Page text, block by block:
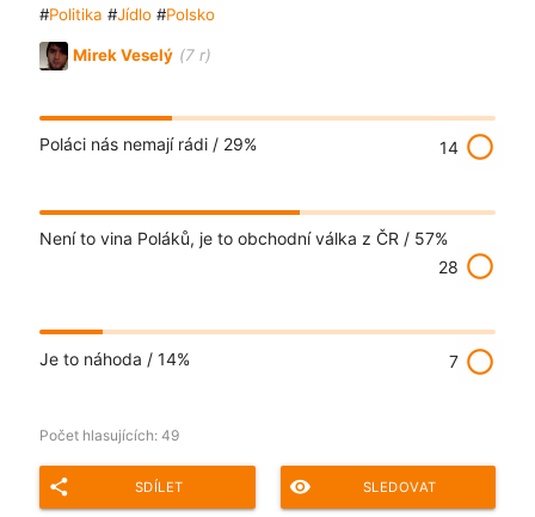
#Politika #Jídlo#Polsko
Mirek Veselý (7 r)
Poláci nás nemají rádi / 29% 14 radio_button_unchecked
Není to vina Poláků, je to obchodní válka z ČR / 57%
28 radio_button_unchecked
Je to náhoda / 14% 7 radio_button_unchecked
Počet hlasujících: 49
share SDÍLET remove_red_eye SLEDOVAT